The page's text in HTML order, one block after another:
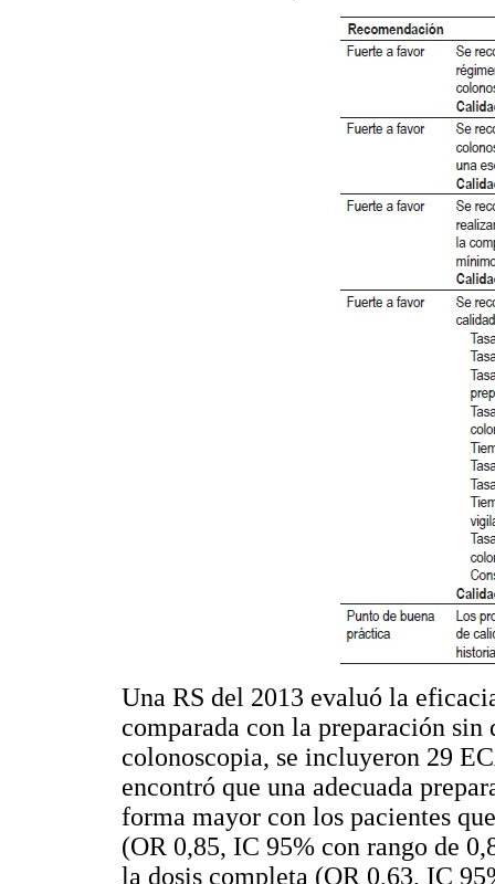
Una RS del 2013 evaluó la
comparada con la preparación
colonoscopia, se incluyeron 29
encontró que una adecuada
forma mayor con los pacientes
(OR 0,85, IC 95% con rango de
la dosis completa (OR 0,63, IC